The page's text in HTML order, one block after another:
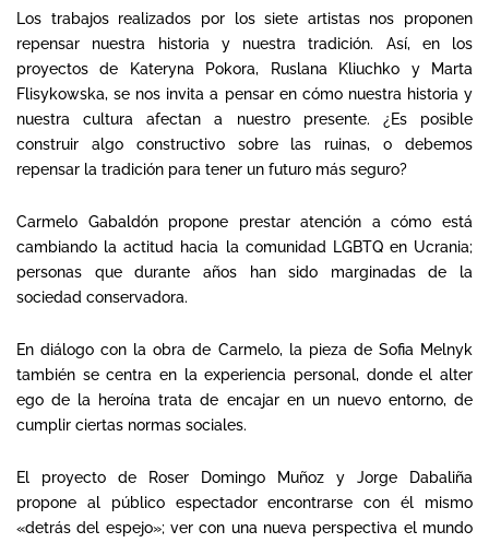
Los trabajos realizados por los siete artistas nos proponen
repensar nuestra historia y nuestra tradición. Así, en los
proyectos de Kateryna Pokora, Ruslana Kliuchko y Marta
Flisykowska, se nos invita a pensar en cómo nuestra historia y
nuestra cultura afectan a nuestro presente. ¿Es posible
construir algo constructivo sobre las ruinas, o debemos
repensar la tradición para tener un futuro más seguro?
Carmelo Gabaldón propone prestar atención a cómo está
cambiando la actitud hacia la comunidad LGBTQ en Ucrania;
personas que durante años han sido marginadas de la
sociedad conservadora.
En diálogo con la obra de Carmelo, la pieza de Sofia Melnyk
también se centra en la experiencia personal, donde el alter
ego de la heroína trata de encajar en un nuevo entorno, de
cumplir ciertas normas sociales.
El proyecto de Roser Domingo Muñoz y Jorge Dabaliña
propone al público espectador encontrarse con él mismo
«detrás del espejo»; ver con una nueva perspectiva el mundo